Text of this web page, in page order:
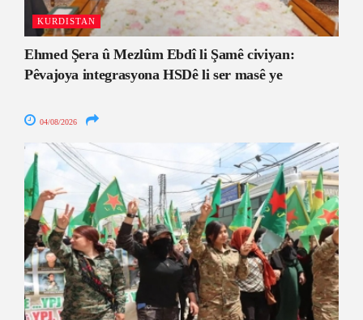
KURDISTAN
Ehmed Şera û Mezlûm Ebdî li Şamê civiyan:
Pêvajoya integrasyona HSDê li ser masê ye
04/08/2026